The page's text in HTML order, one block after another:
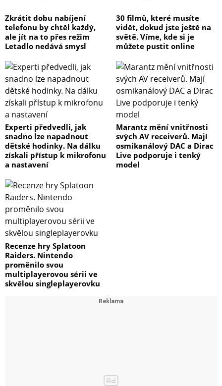
Zkrátit dobu nabíjení
telefonu by chtěl každý,
ale jít na to přes režim
Letadlo nedává smysl
30 filmů, které musíte
vidět, dokud jste ještě na
světě. Víme, kde si je
můžete pustit online
Experti předvedli, jak
snadno lze napadnout
dětské hodinky. Na dálku
získali přístup k mikrofonu
a nastavení
Marantz mění vnitřnosti
svých AV receiverů. Mají
osmikanálový DAC a Dirac
Live podporuje i tenký
model
Recenze hry Splatoon
Raiders. Nintendo
proměnilo svou
multiplayerovou sérii ve
skvělou singleplayerovku